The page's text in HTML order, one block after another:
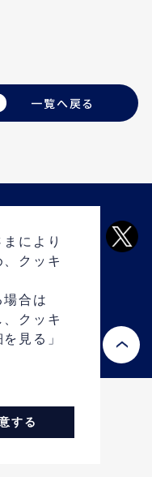
により
クッキ
合は
、クッキ
見る」
する
一覧へ戻る
reserved.